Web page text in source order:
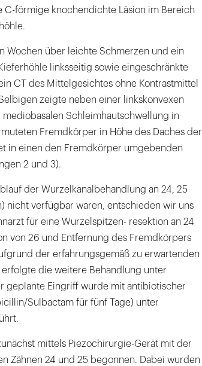
C-förmige knochendichte Läsion im Bereich
Wochen über leichte Schmerzen und ein
linksseitig sowie eingeschränkte
CT des Mittelgesichtes ohne Kontrastmittel
zeigte neben einer linkskonvexen
Schleimhautschwellung in
Fremdkörper in Höhe des Daches der
in einen den Fremdkörper umgebenden
2 und 3).
der Wurzelkanalbehandlung an 24, 25
nicht verfügbar waren, entschieden wir uns
für eine Wurzelspitzen- resektion an 24
von 26 und Entfernung des Fremdkörpers
der erfahrungsgemäß zu erwartenden
die weitere Behandlung unter
geplante Eingriff wurde mit antibiotischer
Sulbactam für fünf Tage) unter
mittels Piezochirurgie-Gerät mit der
Zähnen 24 und 25 begonnen. Dabei wurden